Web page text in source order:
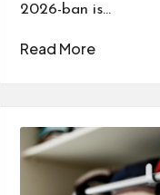
2026-ban is…
Read More